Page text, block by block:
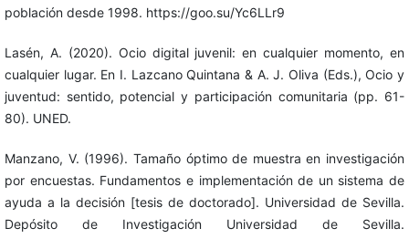
población desde 1998. https://goo.su/Yc6LLr9
Lasén, A. (2020). Ocio digital juvenil: en cualquier momento, en
cualquier lugar. En I. Lazcano Quintana & A. J. Oliva (Eds.), Ocio y
juventud: sentido, potencial y participación comunitaria (pp. 61-
80). UNED.
Manzano, V. (1996). Tamaño óptimo de muestra en investigación
por encuestas. Fundamentos e implementación de un sistema de
ayuda a la decisión [tesis de doctorado]. Universidad de Sevilla.
Depósito de Investigación Universidad de Sevilla.